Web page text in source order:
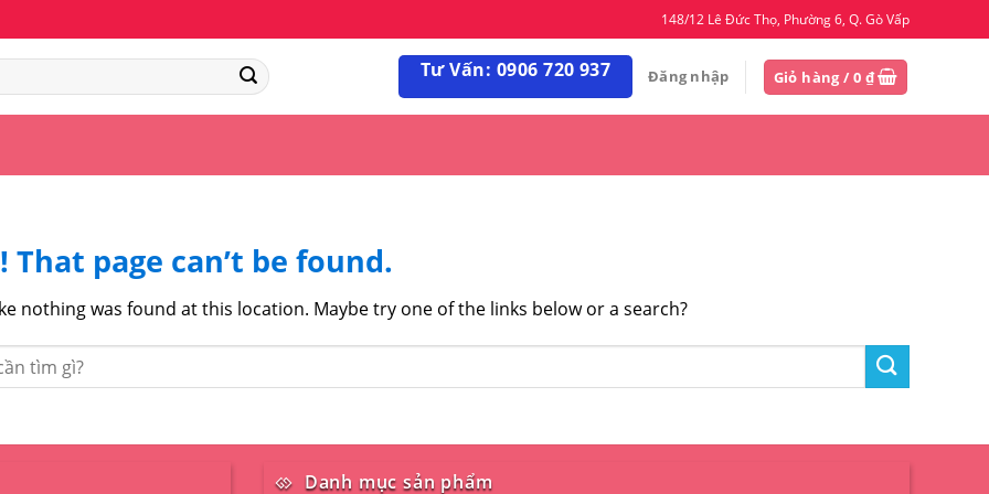
148/12 Lê Đức Thọ, Phường 6, Q. Gò Vấp
Tư Vấn: 0906 720 937 Đăng nhập Giỏ hàng / 0 ₫
That page can’t be found.
nothing was found at this location. Maybe try one of the links below or a search?
Danh mục sản phẩm